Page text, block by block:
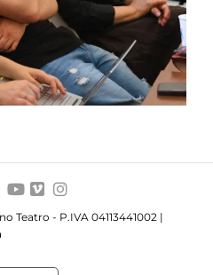
Teatro - P.IVA 04113441002 |